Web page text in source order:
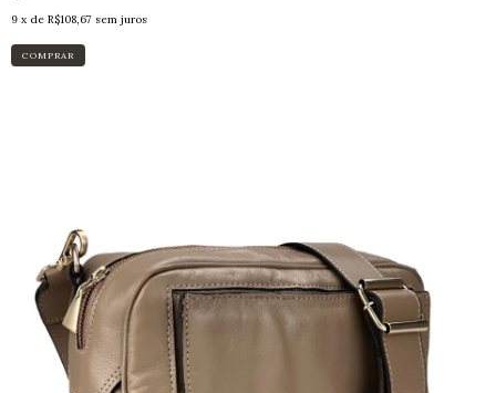
9 x de R$108,67 sem juros
COMPRAR